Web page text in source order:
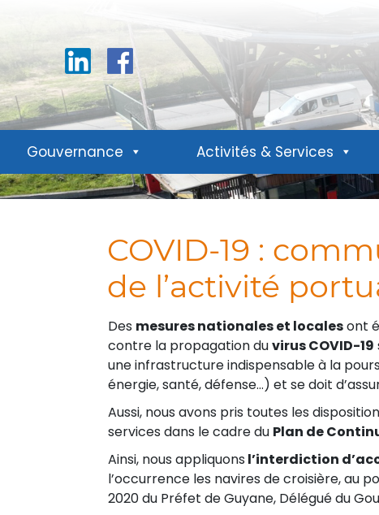
LinkedinFacebook
Gouvernance Activités & Services
COVID-19 :
de l’activité
Des mesures nationales et localesont
contre la propagation duvirus COVID-19
une infrastructure indispensable à la
énergie, santé, défense…) et se doit
Aussi, nous avons pris toutes les
services dans le cadre du Plan de
Ainsi, nous appliquons l’interdiction
l’occurrence les navires de croisière, au
2020 du Préfet de Guyane, Délégué du